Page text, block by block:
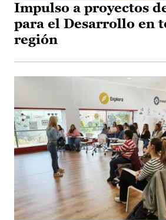
Impulso a proyectos
para el Desarrollo en
región